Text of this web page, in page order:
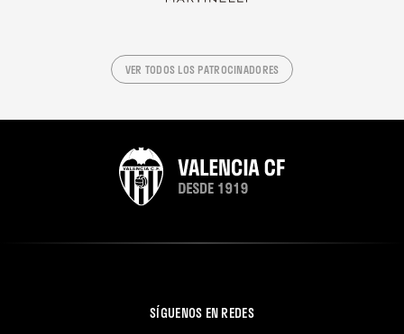
VER TODOS LOS PATROCINADORES
SÍGUENOS EN REDES